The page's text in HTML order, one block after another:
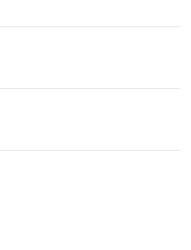
ロック8ペアのラウンドロビ
り変更有)
位同士の対決
ノーアドバンテージのセルフジ
、各自ご確認ください。
ら50％発生いたします。
なります。